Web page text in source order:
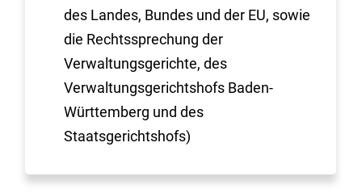
des Landes, Bundes und der EU, sowie
die Rechtssprechung der
Verwaltungsgerichte, des
Verwaltungsgerichtshofs Baden-
Württemberg und des
Staatsgerichtshofs)